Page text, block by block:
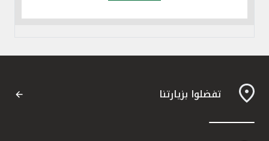
تفضلوا بزيارتنا